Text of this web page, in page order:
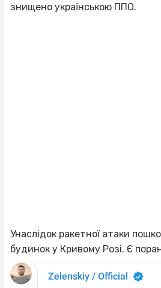
знищено українською ППО.
Унаслідок ракетної атаки
будинок у Кривому Розі. Є